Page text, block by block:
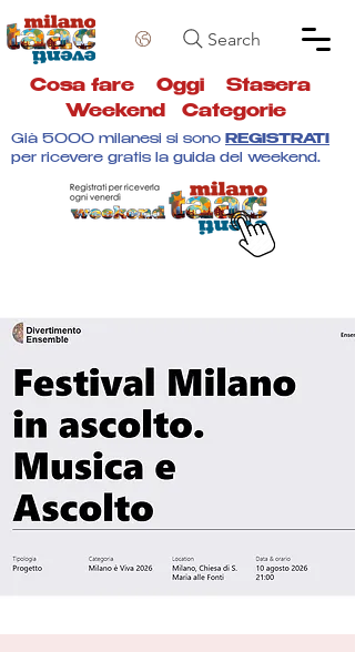
Search
Cosa fare Oggi Stasera
Weekend
Categorie
Già 5000 milanesi si sono REGISTRATI
per ricevere gratis la guida del weekend.